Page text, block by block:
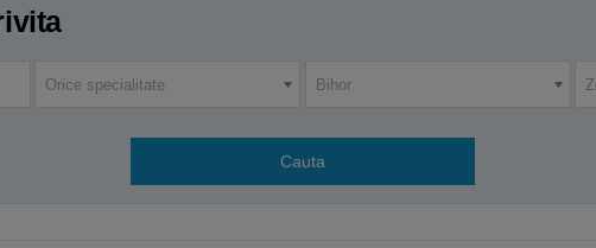
Orice specialitate Bihor